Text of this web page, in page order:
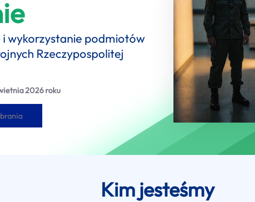
wykorzystanie podmiotów
Rzeczypospolitej
2026 roku
Kim jesteśmy